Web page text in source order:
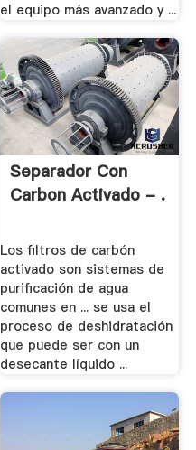
el equipo más avanzado y ...
Separador Con
Carbon Activado - .
Los filtros de carbón
activado son sistemas de
purificación de agua
comunes en ... se usa el
proceso de deshidratación
que puede ser con un
desecante líquido ...